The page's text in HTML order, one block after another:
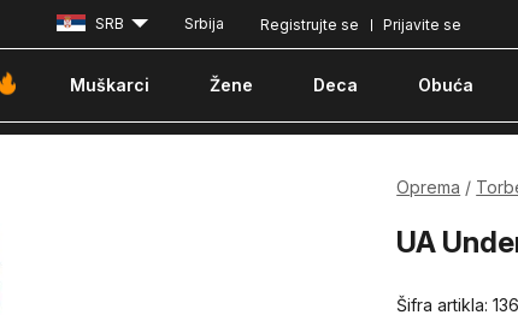
Besplatna dostava za porudžbine iznad 6000 dinara Prijavite se
Registrujte se
SRB Srbija
Muškarci Žene Deca Obuća
Oprema
UA
Šifra artikla: